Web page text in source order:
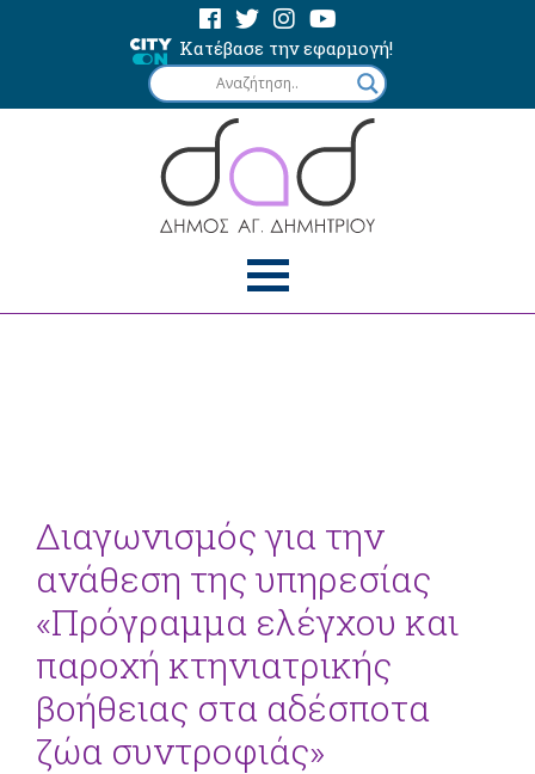
Κατέβασε την εφαρμογή!
Διαγωνισμός για την
ανάθεση της υπηρεσίας
«Πρόγραμμα ελέγχου και
παροχή κτηνιατρικής
βοήθειας στα αδέσποτα
ζώα συντροφιάς»